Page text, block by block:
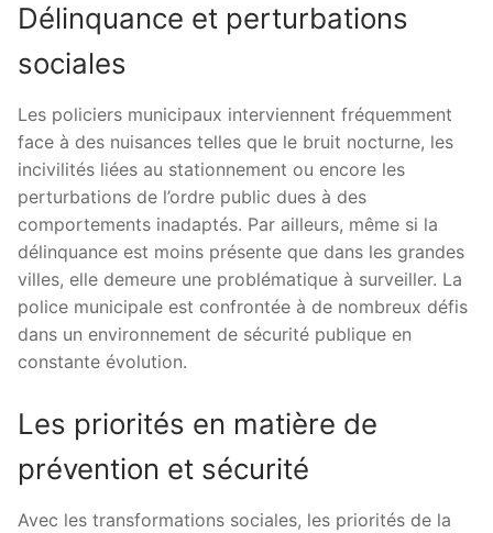
Délinquance et perturbations
sociales
Les policiers municipaux interviennent fréquemment
face à des nuisances telles que le bruit nocturne, les
incivilités liées au stationnement ou encore les
perturbations de l’ordre public dues à des
comportements inadaptés. Par ailleurs, même si la
délinquance est moins présente que dans les grandes
villes, elle demeure une problématique à surveiller. La
police municipale est confrontée à de nombreux défis
dans un environnement de sécurité publique en
constante évolution.
Les priorités en matière de
prévention et sécurité
Avec les transformations sociales, les priorités de la